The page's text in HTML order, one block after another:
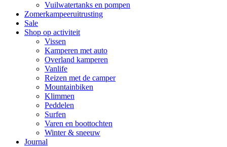
Vuilwatertanks en pompen
Zomerkampeeruitrusting
Sale
Shop op activiteit
Vissen
Kamperen met auto
Overland kamperen
Vanlife
Reizen met de camper
Mountainbiken
Klimmen
Peddelen
Surfen
Varen en boottochten
Winter & sneeuw
Journal